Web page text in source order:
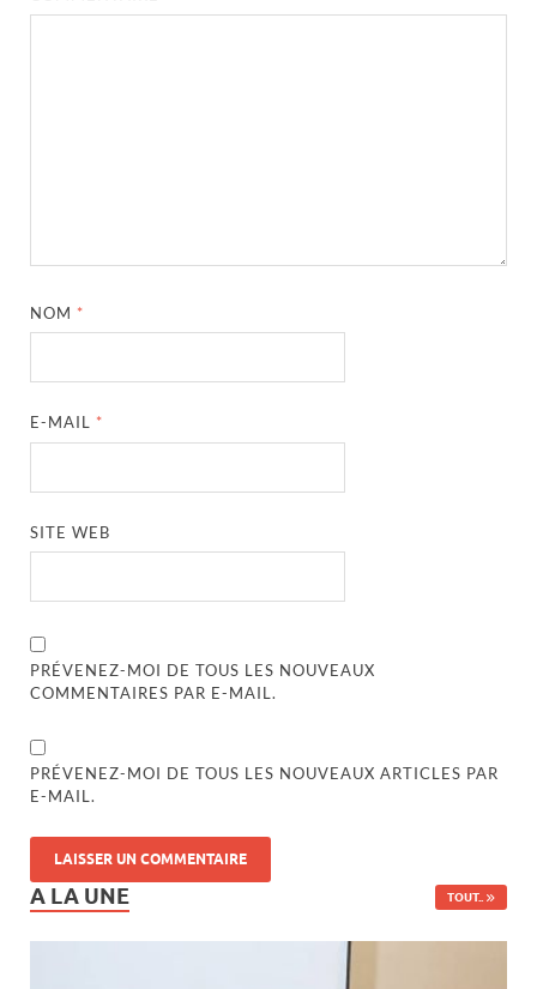
NOM *
E-MAIL *
SITE WEB
PRÉVENEZ-MOI DE TOUS LES NOUVEAUX
COMMENTAIRES PAR E-MAIL.
PRÉVENEZ-MOI DE TOUS LES NOUVEAUX ARTICLES PAR
E-MAIL.
A LA UNE TOUT..